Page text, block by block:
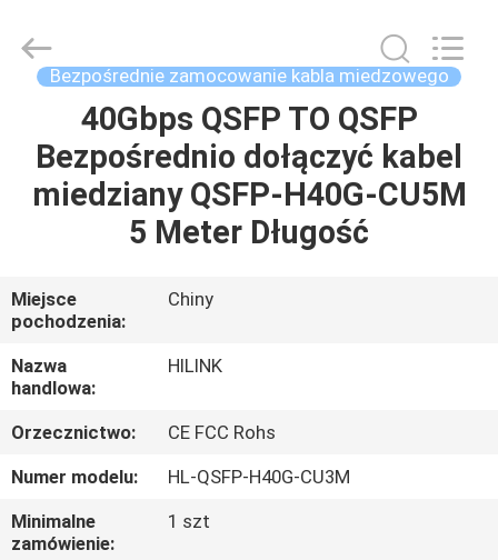
DOMU
PRODUKTY
O
NAS
WYCIECZKA
PO
FABRYCE
Technology
Co.,Ltd..
Bezpośrednie zamocowanie kabla miedzowego
40Gbps QSFP TO QSFP
Bezpośrednio dołączyć kabel
miedziany QSFP-H40G-CU5M
5 Meter Długość
Miejsce
pochodzenia:
Chiny
Nazwa
handlowa:
HILINK
Orzecznictwo:
CE FCC Rohs
Numer modelu:
HL-QSFP-H40G-CU3M
Minimalne
zamówienie:
1 szt